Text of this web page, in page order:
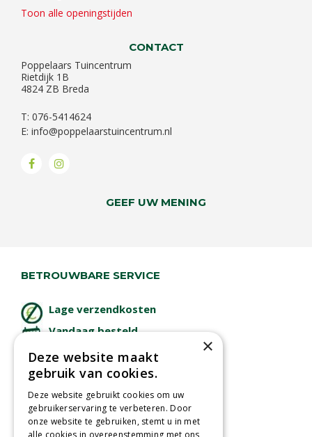
Toon alle openingstijden
CONTACT
Poppelaars Tuincentrum
Rietdijk 1B
4824 ZB Breda
T: 076-5414624
E: info@poppelaarstuincentrum.nl
GEEF UW MENING
BETROUWBARE SERVICE
Lage verzendkosten
Vandaag besteld
Afhalen in tuincentrum
Betaal veilig
met iDeal - Wero
×
Deze website maakt
gebruik van cookies.
Deze website gebruikt cookies om uw
gebruikerservaring te verbeteren. Door
onze website te gebruiken, stemt u in met
alle cookies in overeenstemming met ons